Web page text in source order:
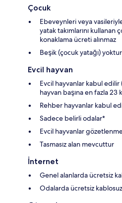
Çocuk
Ebeveynleri veya
yatak takımlarını kullanan
konaklama ücreti alınmaz
Beşik (çocuk yatağı) yoktur
Evcil hayvan
Evcil hayvanlar kabul
hayvan başına en fazla 23
Rehber hayvanlar kabul
Sadece belirli odalar*
Evcil hayvanlar
Tasmasız alan mevcuttur
İnternet
Genel alanlarda ücretsiz
Odalarda ücretsiz